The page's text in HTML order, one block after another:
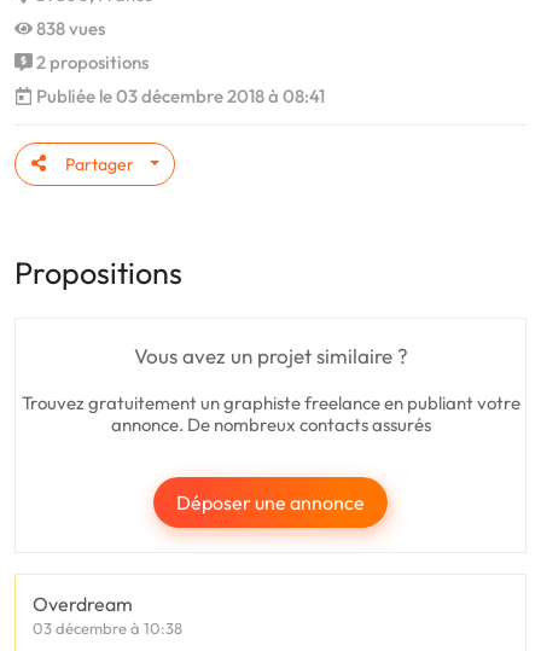
838 vues
2 propositions
Publiée le 03 décembre 2018 à 08:41
Partager
Propositions
Vous avez un projet similaire ?
Trouvez gratuitement un graphiste freelance en publiant votre
annonce. De nombreux contacts assurés
Déposer une annonce
Overdream
03 décembre à 10:38